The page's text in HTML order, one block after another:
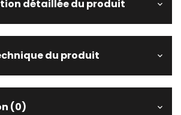
détaillée du produit
du produit
(0)